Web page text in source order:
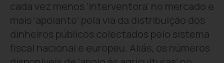
cada vez menos ‘interventora’ no mercado e
mais ‘apoiante’ pela via da distribuição dos
dinheiros públicos colectados pelo sistema
fiscal nacional e europeu. Aliás, os números